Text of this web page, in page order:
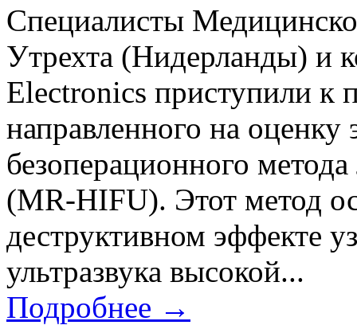
Специалисты
Утрехта (Нидерланды) и
Electronics приступили к
направленного на
безоперационного
(MR-HIFU). Этот метод
деструктивном эффекте
ультразвука высокой...
Подробнее →